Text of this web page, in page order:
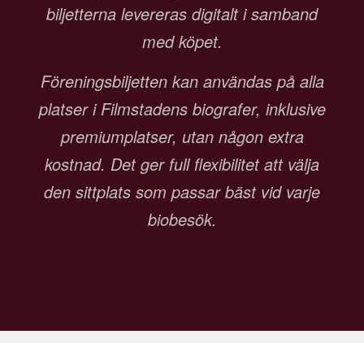
biljetterna levereras digitalt i samband
med köpet.
Föreningsbiljetten kan användas på alla
platser i Filmstadens biografer, inklusive
premiumplatser, utan någon extra
kostnad. Det ger full flexibilitet att välja
den sittplats som passar bäst vid varje
biobesök.